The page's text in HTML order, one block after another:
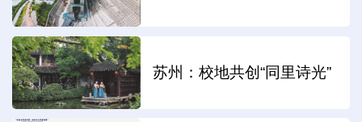
苏州：校地共创“同里诗光”